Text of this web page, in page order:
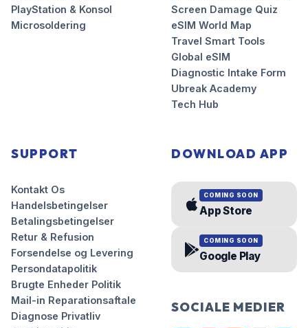
PlayStation & Konsol
Microsoldering
Screen Damage Quiz
eSIM World Map
Travel Smart Tools
Global eSIM
Diagnostic Intake Form
Ubreak Academy
Tech Hub
SUPPORT
Kontakt Os
Handelsbetingelser
Betalingsbetingelser
Retur & Refusion
Forsendelse og Levering
Persondatapolitik
Brugte Enheder Politik
Mail-in Reparationsaftale
Diagnose Privatliv
DOWNLOAD APP
COMING SOON
App Store
COMING SOON
Google Play
SOCIALE MEDIER